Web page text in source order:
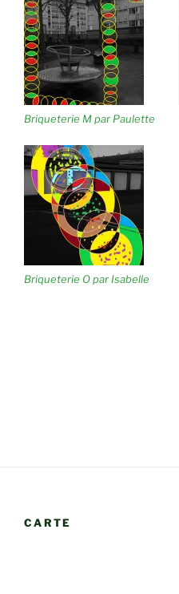
Briqueterie M par Paulette
Briqueterie O par Isabelle
CARTE